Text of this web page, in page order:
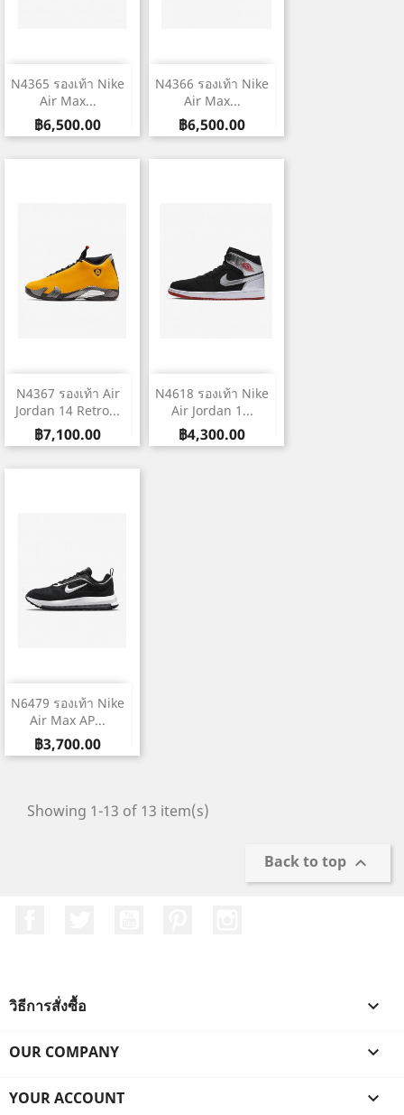
N4365 รองเท้า Nike
Air Max...
ราคา
฿6,500.00
N4366 รองเท้า Nike
Air Max...
ราคา
฿6,500.00
N4367 รองเท้า Air
Jordan 14 Retro...
ราคา
฿7,100.00
N4618 รองเท้า Nike
Air Jordan 1...
ราคา
฿4,300.00
N6479 รองเท้า Nike
Air Max AP...
ราคา
฿3,700.00
Showing 1-13 of 13 item(s)
Back to top 
วิธีการสั่งซื้อ 
OUR COMPANY 
YOUR ACCOUNT 